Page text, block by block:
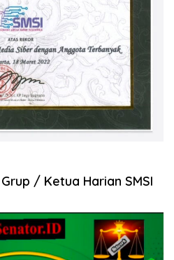
/ Ketua Harian SMSI